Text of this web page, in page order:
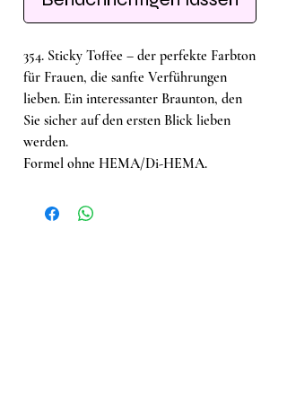
354. Sticky Toffee – der perfekte Farbton
für Frauen, die sanfte Verführungen
lieben. Ein interessanter Braunton, den
Sie sicher auf den ersten Blick lieben
werden.
Formel ohne HEMA/Di-HEMA.